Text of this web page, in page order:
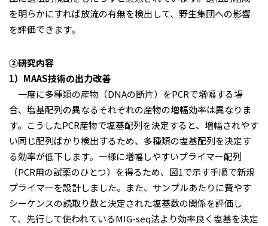
を明らかにすれば放流の有無を検出して、野生集団への影響
を評価できます。
②研究内容
1）MAAS技術の出力改善
一度に多種類の産物（DNAの断片）をPCRで増幅する場
合、塩基配列の異なるそれぞれの産物の増幅効率は異なりま
す。こうしたPCR産物で塩基配列を決定すると、増幅されやす
い同じ配列ばかり検出するため、多種類の塩基配列を決定す
る効率が低下します。一様に増幅しやすいプライマー配列
（PCR用の試薬のひとつ）を得るため、図1で示す手順で新規
プライマーを設計しました。また、サンプルあたりに費やす
シーケンスの読取り数と決定された塩基数の関係を評価し
て、先行して使われているMIG-seq法より効率良く塩基を決定